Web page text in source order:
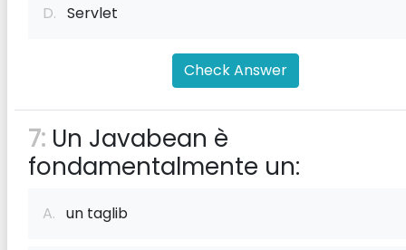
D. Servlet
Check Answer
7: Un Javabean è
fondamentalmente un:
A. un taglib